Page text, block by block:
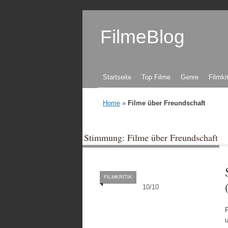
FilmeBlog
Zum Inhalt springen
Startseite Top Filme Genre
Home » Filme über Freundschaft
Stimmung: Filme über Freundschaft
10/10
FILMKRITIK